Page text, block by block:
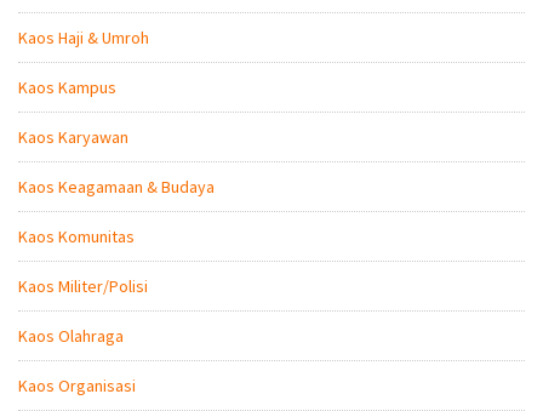
Kaos Haji & Umroh
Kaos Kampus
Kaos Karyawan
Kaos Keagamaan & Budaya
Kaos Komunitas
Kaos Militer/Polisi
Kaos Olahraga
Kaos Organisasi